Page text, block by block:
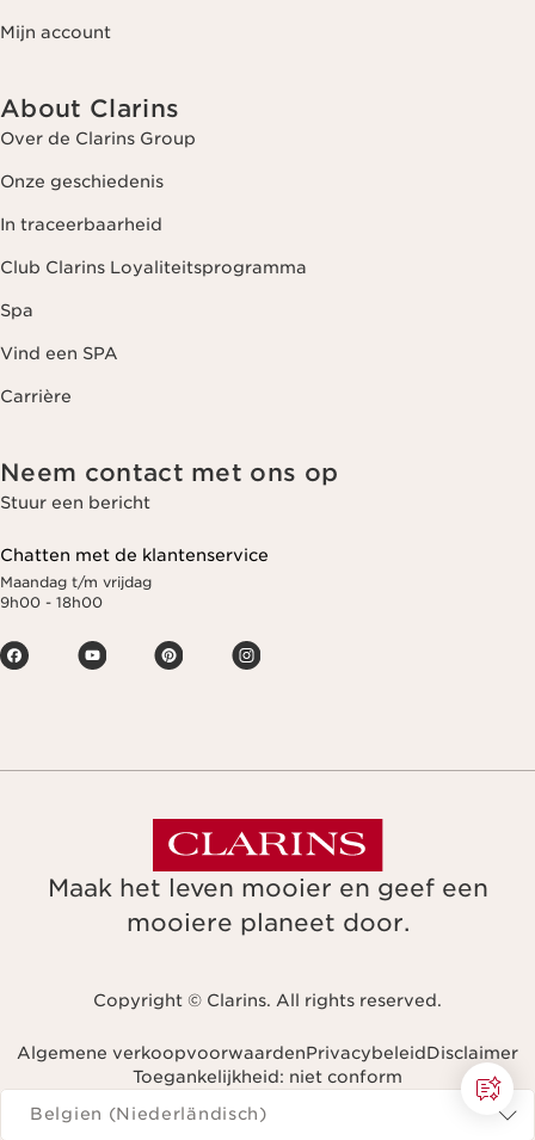
Mijn account
About Clarins
Over de Clarins Group
Onze geschiedenis
In traceerbaarheid
Club Clarins Loyaliteitsprogramma
Spa
Vind een SPA
Carrière
Neem contact met ons op
Stuur een bericht
Chatten met de klantenservice
Maandag t/m vrijdag
9h00 - 18h00
Maak het leven mooier en geef een
mooiere planeet door.
Copyright © Clarins. All rights reserved.
Algemene verkoopvoorwaardenPrivacybeleidDisclaimer
Toegankelijkheid: niet conform
Navigeren naar
Belgien (Niederländisch)